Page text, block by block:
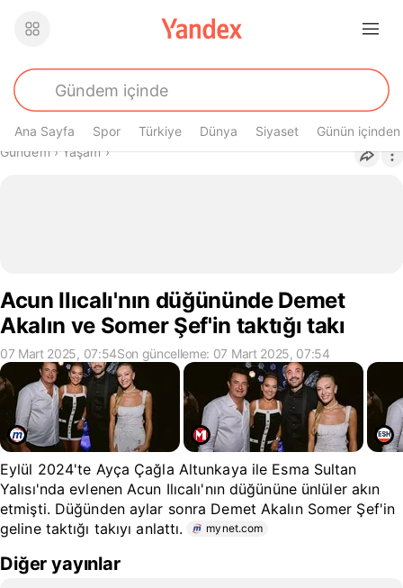
Ana Sayfa Spor Türkiye Dünya Siyaset Günün içinden
Buradasın
Gündem› Yaşam›
Acun Ilıcalı'nın düğününde Demet
Akalın ve Somer Şef'in taktığı takı
07 Mart 2025, 07:54Son güncelleme: 07 Mart 2025, 07:54
Eylül 2024'te Ayça Çağla Altunkaya ile Esma Sultan
Yalısı'nda evlenen Acun Ilıcalı'nın düğününe ünlüler akın
etmişti. Düğünden aylar sonra Demet Akalın Somer Şef'in
geline taktığı takıyı anlattı.
mynet.com
Diğer yayınlar